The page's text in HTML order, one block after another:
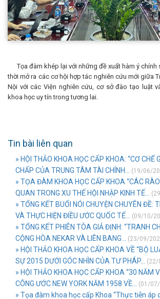
Tọa đàm khép lại với những đề xuất hàm ý chính
thời mở ra các cơ hội hợp tác nghiên cứu mới giữa
Nội với các Viện nghiên cứu, cơ sở đào tạo luật
khoa học uy tín trong tương lai.
Tin bài liên quan
» HỘI THẢO KHOA HỌC CẤP KHOA: “CƠ CHẾ
CHẤP CỦA TRUNG TÂM TÀI CHÍNH...
(19/06/
» TỌA ĐÀM KHOA HỌC CẤP KHOA “CÁC
QUAN TRONG XU THẾ HỘI NHẬP KINH TẾ...
» TỔNG KẾT BUỔI NÓI CHUYỆN CHUYÊN ĐỀ:
VÀ THỰC HIỆN ĐIỀU ƯỚC QUỐC TẾ...
(09/10/
» TỔNG KẾT PHIÊN TÒA GIẢ ĐỊNH: “TRANH
CỘNG HÒA NEKAR VÀ LIÊN BANG...
(23/09/
» HỘI THẢO KHOA HỌC CẤP KHOA VỀ “BỘ
SỰ 2015 DƯỚI GÓC NHÌN CỦA TƯ PHÁP...
(22/
» HỘI THẢO KHOA HỌC CẤP KHOA “30 NĂM
CÔNG ƯỚC NEW YORK NĂM 1958 VỀ...
(01/
» Tọa đàm khoa học cấp Khoa “Thực tiễn áp